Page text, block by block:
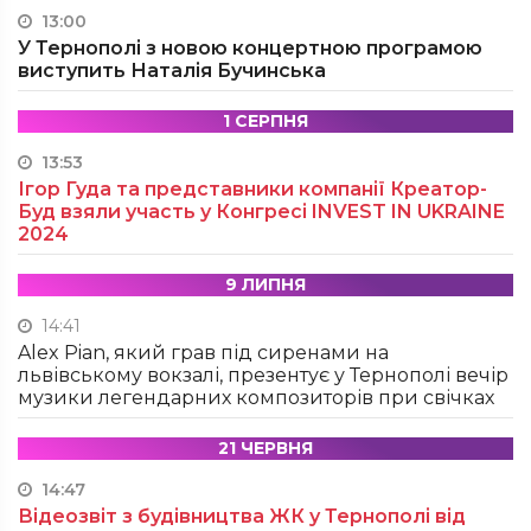
13:00
У Тернополі з новою концертною програмою
виступить Наталія Бучинська
1 СЕРПНЯ
13:53
Ігор Гуда та представники компанії Креатор-
Буд взяли участь у Конгресі INVEST IN UKRAINE
2024
9 ЛИПНЯ
14:41
Alex Pian, який грав під сиренами на
львівському вокзалі, презентує у Тернополі вечір
музики легендарних композиторів при свічках
21 ЧЕРВНЯ
14:47
Відеозвіт з будівництва ЖК у Тернополі від